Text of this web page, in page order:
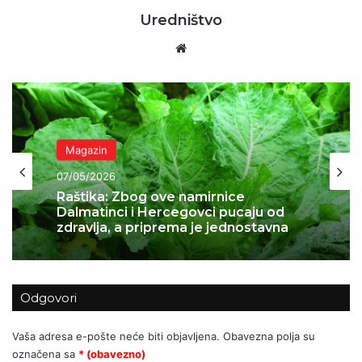
Uredništvo
Magazin
07/05/2026
Raštika: Zbog ove namirnice
Dalmatinci i Hercegovci pucaju od
Magazin
05/05/2026
Sočni tiramisu s jagodama
Odgovori
Vaša adresa e-pošte neće biti objavljena. Obavezna polja su
označena sa * (obavezno)